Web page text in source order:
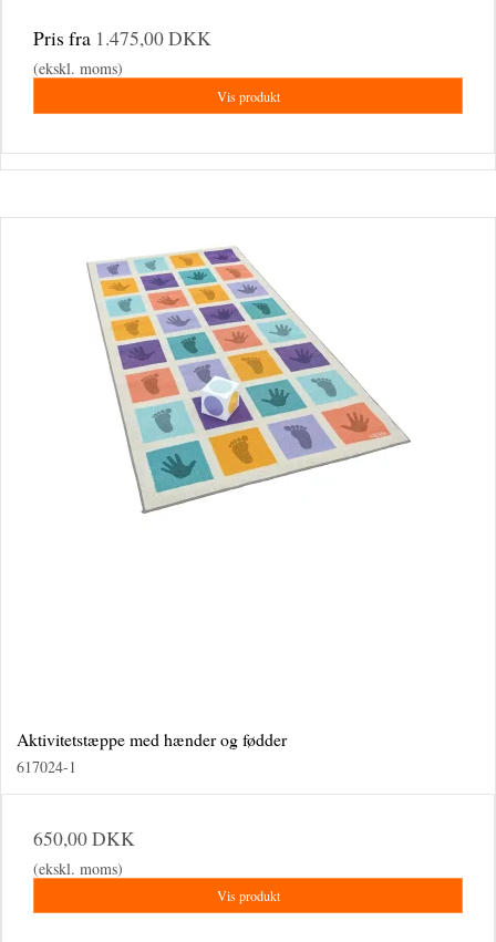
Pris fra 1.475,00 DKK
(ekskl. moms)
Vis produkt
Aktivitetstæppe med hænder og fødder
617024-1
650,00 DKK
(ekskl. moms)
Vis produkt